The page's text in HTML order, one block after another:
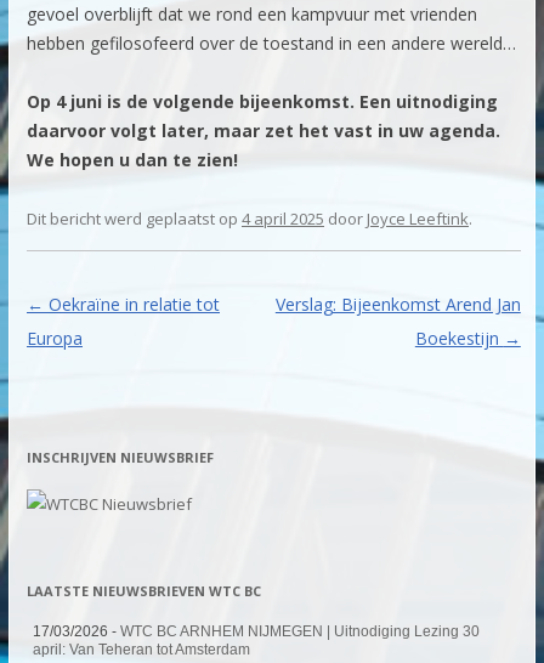
gevoel overblijft dat we rond een kampvuur met vrienden
hebben gefilosofeerd over de toestand in een andere wereld…
Op 4 juni is de volgende bijeenkomst. Een uitnodiging
daarvoor volgt later, maar zet het vast in uw agenda.
We hopen u dan te zien!
Dit bericht werd geplaatst op 4 april 2025 door Joyce Leeftink.
Berichtnavigatie
← Oekraïne in relatie tot
Europa
Verslag: Bijeenkomst Arend Jan
Boekestijn →
INSCHRIJVEN NIEUWSBRIEF
LAATSTE NIEUWSBRIEVEN WTC BC
17/03/2026 - WTC BC ARNHEM NIJMEGEN | Uitnodiging Lezing 30
april: Van Teheran tot Amsterdam